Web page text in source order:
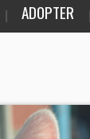
ADOPTER